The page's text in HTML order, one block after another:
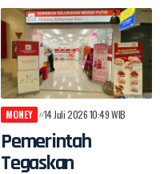
MONEY 14 Juli 2026 10:49 WIB
Pemerintah
Tegaskan